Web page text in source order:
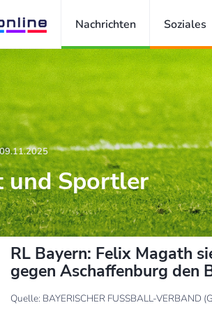
Nachrichten Soziales
09.11.2025
und Sportler
RL Bayern: Felix Magath
gegen Aschaffenburg den
Quelle: BAYERISCHER FUSSBALL-VERBAND